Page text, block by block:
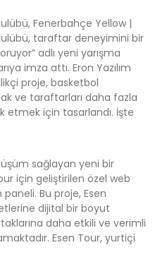
Fenerbahçe Yellow |
taraftar deneyimini bir
adlı yeni yarışma
imza attı. Eron Yazılım
proje, basketbol
ve taraftarları daha fazla
için tasarlandı. İşte
sağlayan yeni bir
için geliştirilen özel web
Bu proje, Esen
dijital bir boyut
daha etkili ve verimli
Esen Tour, yurtiçi